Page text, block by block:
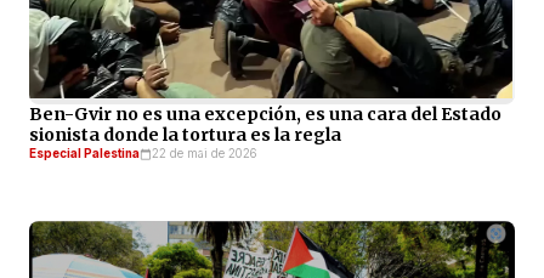
Ben-Gvir no es una excepción, es una cara del Estado
sionista donde la tortura es la regla
Especial Palestina 22 de mai de 2026